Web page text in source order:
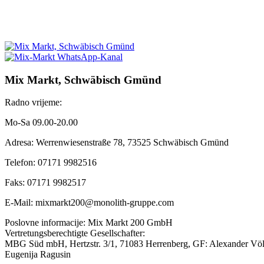
Mix Markt, Schwäbisch Gmünd
Radno vrijeme:
Mo-Sa 09.00-20.00
Adresa: Werrenwiesenstraße 78, 73525 Schwäbisch Gmünd
Telefon: 07171 9982516
Faks: 07171 9982517
E-Mail: mixmarkt200@monolith-gruppe.com
Poslovne informacije: Mix Markt 200 GmbH
Vertretungsberechtigte Gesellschafter:
MBG Süd mbH, Hertzstr. 3/1, 71083 Herrenberg, GF: Alexander
Eugenija Ragusin